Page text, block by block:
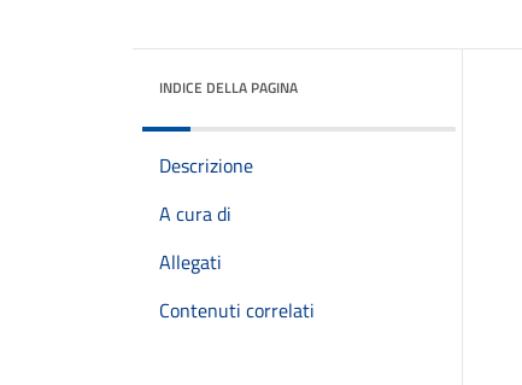
INDICE DELLA PAGINA
Descrizione
A cura di
Allegati
Contenuti correlati